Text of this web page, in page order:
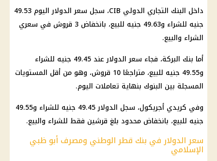
داخل البنك التجاري الدولي CIB، سجل سعر الدولار اليوم 49.53
جنيه للشراء و49.63 جنيه للبيع، بانخفاض 3 قروش في سعري
الشراء والبيع.
أما بنك البركة، فجاء سعر الدولار عند 49.45 جنيه للشراء
و49.55 جنيه للبيع، متراجعًا 10 قروش، وهو من أقل المستويات
المسجلة بين البنوك بنهاية تعاملات اليوم.
وفي كريدي أجريكول، سجل الدولار 49.45 جنيه للشراء و49.55
جنيه للبيع، بانخفاض محدود بلغ قرشين فقط للشراء والبيع.
سعر الدولار في بنك قطر الوطني ومصرف أبو ظبي
الإسلامي